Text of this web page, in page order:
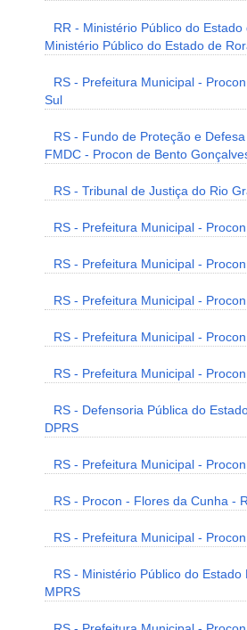
RR - Ministério Público do
Ministério Público do Estado de
RS - Prefeitura Municipal -
Sul
RS - Fundo de Proteção e
FMDC - Procon de Bento
RS - Tribunal de Justiça do Rio
RS - Prefeitura Municipal -
RS - Prefeitura Municipal -
RS - Prefeitura Municipal -
RS - Prefeitura Municipal -
RS - Prefeitura Municipal -
RS - Defensoria Pública do
DPRS
RS - Prefeitura Municipal -
RS - Procon - Flores da Cunha -
RS - Prefeitura Municipal -
RS - Ministério Público do Estado
MPRS